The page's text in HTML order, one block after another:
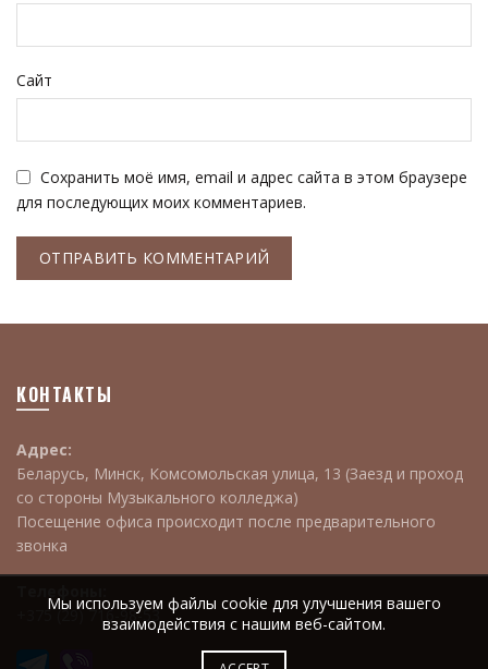
Сайт
Сохранить моё имя, email и адрес сайта в этом браузере
для последующих моих комментариев.
КОНТАКТЫ
Адрес:
Беларусь, Минск, Комсомольская улица, 13 (Заезд и проход
со стороны Музыкального колледжа)
Посещение офиса происходит после предварительного
звонка
+375 (29) 716-98-53
Мы используем файлы cookie для улучшения вашего
взаимодействия с нашим веб-сайтом.